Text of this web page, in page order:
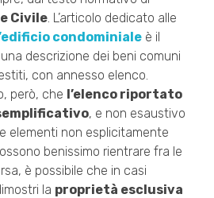
Civile . L’articolo dedicato alle
condominiale è il
una descrizione dei beni comuni
con annesso elenco.
però, che l’elenco riportato
, e non esaustivo
elementi non esplicitamente
benissimo rientrare fra le
è possibile che in casi
la proprietà esclusiva